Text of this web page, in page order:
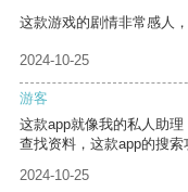
这款游戏的剧情非常感人
2024-10-25
游客
这款app就像我的私人助
查找资料，这款app的搜索
2024-10-25